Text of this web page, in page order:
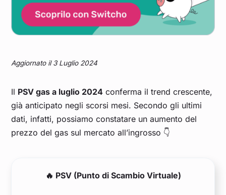
Aggiornato il 3 Luglio 2024
Il PSV gas a luglio 2024 conferma il trend crescente,
già anticipato negli scorsi mesi. Secondo gli ultimi
dati, infatti, possiamo constatare un aumento del
prezzo del gas sul mercato all’ingrosso 👇
🔥 PSV (Punto di Scambio Virtuale)